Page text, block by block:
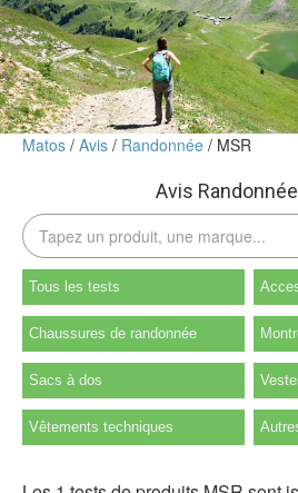
Matos Avis Randonnée MSR
Avis
Tous les tests
Chaussures de randonnée
Sacs à dos
Vêtements techniques